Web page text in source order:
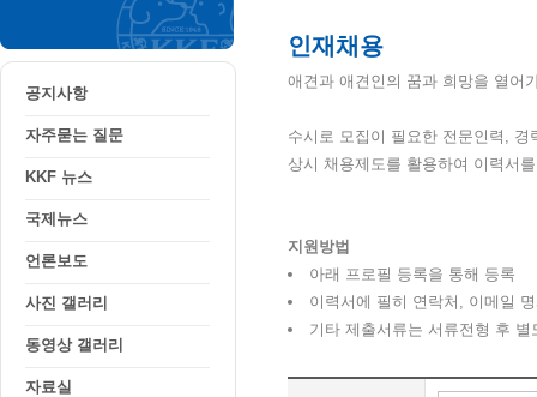
공지사항
자주묻는 질문
KKF 뉴스
국제뉴스
언론보도
사진 갤러리
동영상 갤러리
자료실
인재채용
애견과 애견인의 꿈과 희망을 열어
수시로 모집이 필요한 전문인력,
상시 채용제도를 활용하여 이력서
지원방법
아래 프로필 등록을 통해 등록
이력서에 필히 연락처, 이메일
기타 제출서류는 서류전형 후 별